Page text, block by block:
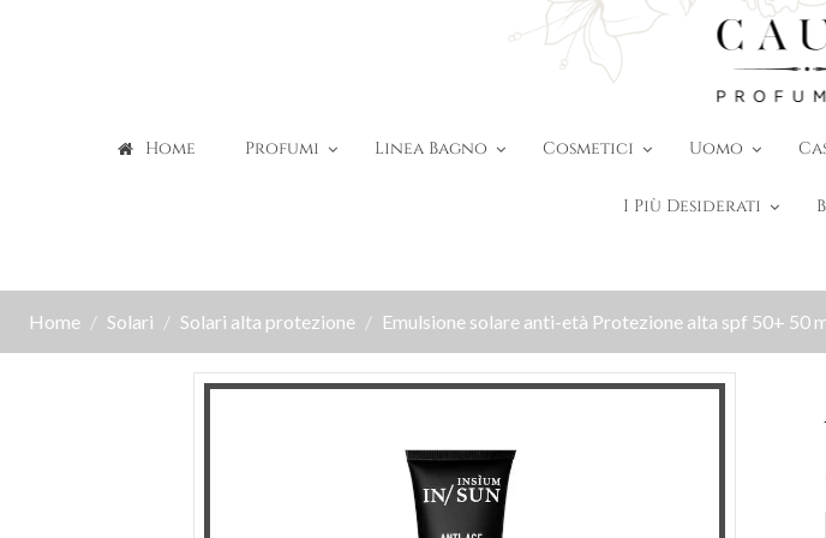
Home Profumi Linea Bagno Cosmetici Uomo
I Più Desiderati
Home Solari Solari alta protezione Emulsione solare anti-età Protezione alta spf 50+ 50